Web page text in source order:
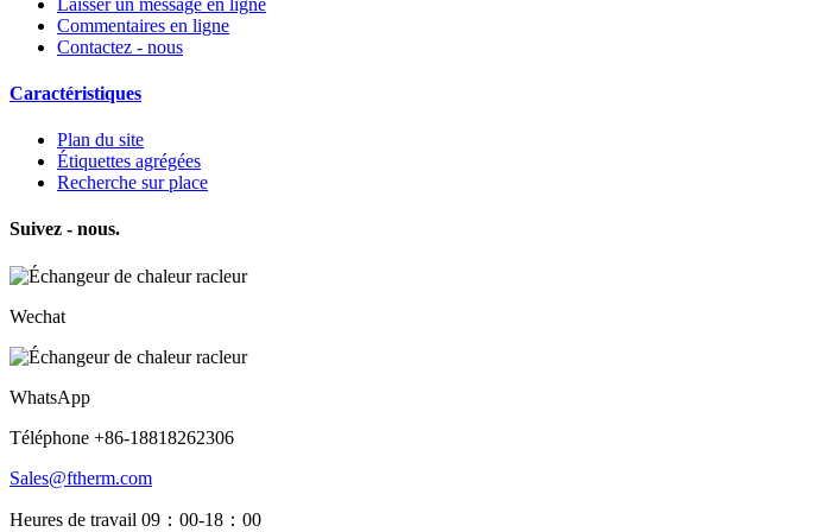
Commentaires en ligne
Contactez - nous
Caractéristiques
Plan du site
Étiquettes agrégées
Recherche sur place
Suivez - nous.
Wechat
WhatsApp
Téléphone +86-18818262306
Sales@ftherm.com
Heures de travail 09：00-18：00